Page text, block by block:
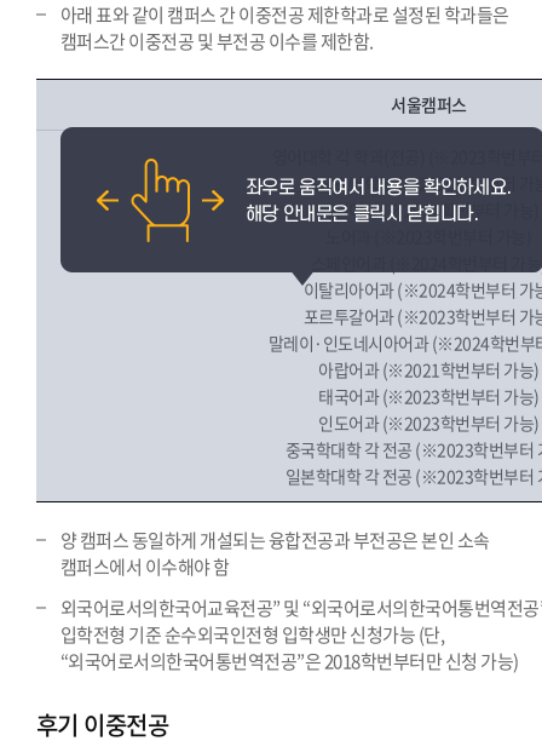
아래 표와 같이 캠퍼스 간 이중전공 제한학과로 설정된 학과들은
캠퍼스간 이중전공 및 부전공 이수를 제한함.
서울캠퍼스
프랑스어학부 (※2023학번부터 가
독일어과 (※2024학번부터 가능)
스페인어과 (※2024학번부터 가
이탈리아어과 (※2024학번부터 가
포르투갈어과 (※2023학번부터 가
말레이·인도네시아어과 (※2024학번부
아랍어과 (※2021학번부터 가능)
태국어과 (※2023학번부터 가능)
인도어과 (※2023학번부터 가능)
중국학대학 각 전공 (※2023학번부터
일본학대학 각 전공 (※2023학번부터
양 캠퍼스 동일하게 개설되는 융합전공과 부전공은 본인 소속
캠퍼스에서 이수해야 함
외국어로서의한국어교육전공” 및 “외국어로서의한국어통번역전
입학전형 기준 순수외국인전형 입학생만 신청가능 (단,
“외국어로서의한국어통번역전공”은 2018학번부터만 신청 가능)
후기 이중전공